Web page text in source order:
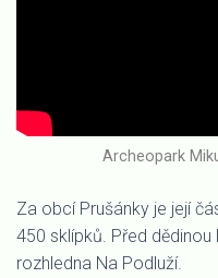
Archeopark
Za obcí Prušánky je její
450 sklípků. Před
rozhledna Na Podluží.